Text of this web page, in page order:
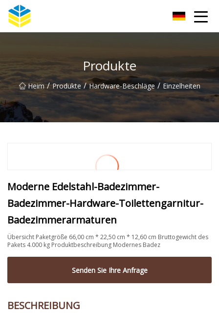
Produkte
Heim / Produkte / Hardware-Beschläge / Einzelheiten
Moderne Edelstahl-Badezimmer-
Badezimmer-Hardware-Toilettengarnitur-
Badezimmerarmaturen
Übersicht Paketgröße 66,00 cm * 22,50 cm * 12,60 cm Bruttogewicht des
Pakets 4.000 kg Produktbeschreibung Modernes Badez
Senden Sie Ihre Anfrage
BESCHREIBUNG